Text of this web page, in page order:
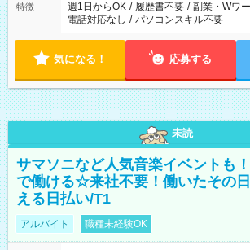
特徴 週1日からOK / 履歴書不要 / 副業・Wワ
電話対応なし / パソコンスキル不要
気になる！ 応募する
未読
サマソニなど人気音楽イベントも
で働ける☆来社不要！働いたその
える日払い/T1
アルバイト 職種未経験OK